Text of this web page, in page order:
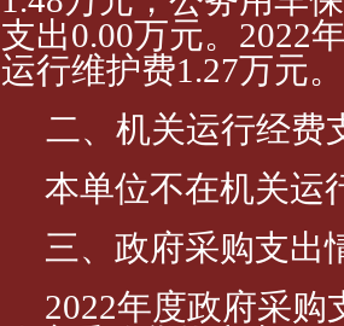
支出0.00万元。2022
运行维护费1.27万元。
二、机关运行经费
本单位不在机关运
三、政府采购支出
2022年度政府采购